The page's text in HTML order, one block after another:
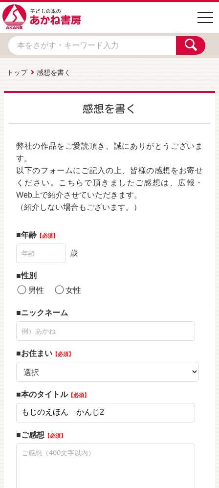
トップ 感想を書く
感想を書く
弊社の作品をご愛読頂き、誠にありがとうございま
す。
以下のフォームにご記入の上、皆様の感想をお寄せ
ください。こちらで頂きましたご感想は、広報・
Web上で紹介させていただきます。
（紹介しない場合もございます。）
年齢 必須
歳
性別
男性
女性
ニックネーム
お住まい 必須
本のタイトル 必須
ご感想 必須